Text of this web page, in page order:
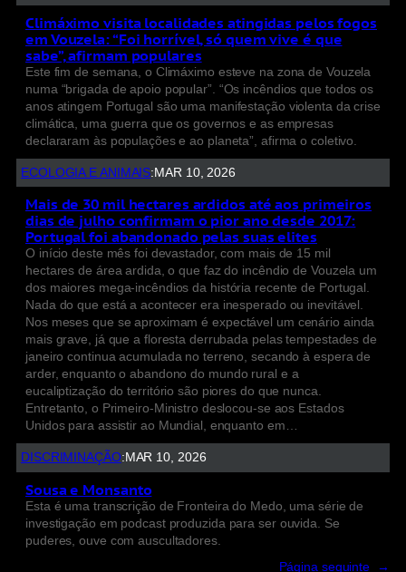
Climáximo visita localidades atingidas pelos fogos
em Vouzela: “Foi horrível, só quem vive é que
sabe”, afirmam populares
Este fim de semana, o Climáximo esteve na zona de Vouzela
numa “brigada de apoio popular”. “Os incêndios que todos os
anos atingem Portugal são uma manifestação violenta da crise
climática, uma guerra que os governos e as empresas
declararam às populações e ao planeta”, afirma o coletivo.
ECOLOGIA E ANIMAIS: MAR 10, 2026
Mais de 30 mil hectares ardidos até aos primeiros
dias de julho confirmam o pior ano desde 2017:
Portugal foi abandonado pelas suas elites
O início deste mês foi devastador, com mais de 15 mil
hectares de área ardida, o que faz do incêndio de Vouzela um
dos maiores mega-incêndios da história recente de Portugal.
Nada do que está a acontecer era inesperado ou inevitável.
Nos meses que se aproximam é expectável um cenário ainda
mais grave, já que a floresta derrubada pelas tempestades de
janeiro continua acumulada no terreno, secando à espera de
arder, enquanto o abandono do mundo rural e a
eucaliptização do território são piores do que nunca.
Entretanto, o Primeiro-Ministro deslocou-se aos Estados
Unidos para assistir ao Mundial, enquanto em…
DISCRIMINAÇÃO: MAR 10, 2026
Sousa e Monsanto
Esta é uma transcrição de Fronteira do Medo, uma série de
investigação em podcast produzida para ser ouvida. Se
puderes, ouve com auscultadores.
Página seguinte →